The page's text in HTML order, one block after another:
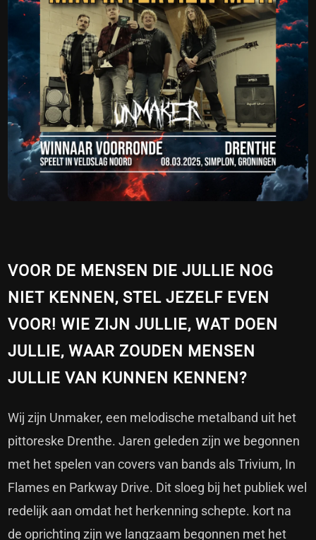
VOOR DE MENSEN DIE JULLIE NOG
NIET KENNEN, STEL JEZELF EVEN
VOOR! WIE ZIJN JULLIE, WAT DOEN
JULLIE, WAAR ZOUDEN MENSEN
JULLIE VAN KUNNEN KENNEN?
Wij zijn Unmaker, een melodische metalband uit het
pittoreske Drenthe. Jaren geleden zijn we begonnen
met het spelen van covers van bands als Trivium, In
Flames en Parkway Drive. Dit sloeg bij het publiek wel
redelijk aan omdat het herkenning schepte. kort na
de oprichting zijn we langzaam begonnen met het